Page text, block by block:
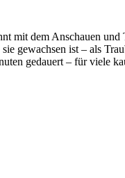
mit dem Anschauen
gewachsen ist – als
gedauert – für viele